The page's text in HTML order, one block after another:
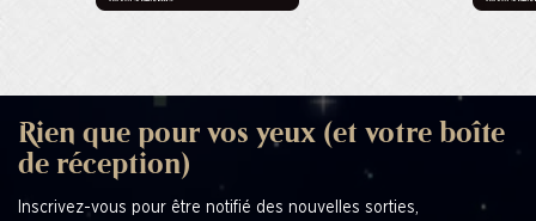
Rien que pour vos yeux (et votre boîte
de réception)
Inscrivez-vous pour être notifié des nouvelles sorties,